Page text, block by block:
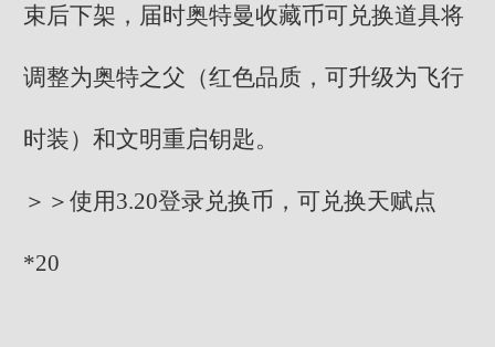
束后下架，届时奥特曼收藏币可兑换道具将
调整为奥特之父（红色品质，可升级为飞行
时装）和文明重启钥匙。
＞＞使用3.20登录兑换币，可兑换天赋点
*20